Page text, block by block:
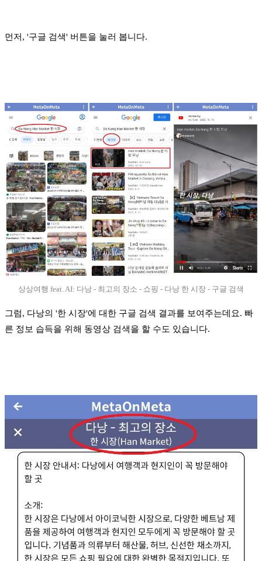
먼저, '구글 검색' 버튼을 눌러 봅니다.
상상여행 feat. AI: 다낭 - 최고의 장소 - 쇼핑 - 다낭 한 시장 - 구글 검색
그럼, 다낭의 '한 시장'에 대한 구글 검색 결과를 보여주는데요. 빠
른 정보 습득을 위해 동영상 검색을 할 수도 있습니다.